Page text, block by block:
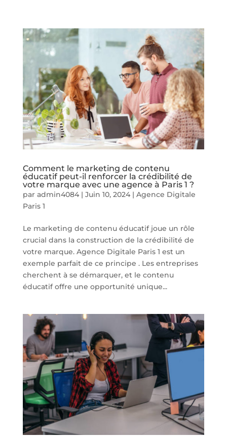
Comment le marketing de contenu
éducatif peut-il renforcer la crédibilité de
votre marque avec une agence à Paris 1 ?
par admin4084| Juin 10, 2024| Agence Digitale
Paris 1
Le marketing de contenu éducatif joue un rôle
crucial dans la construction de la crédibilité de
votre marque. Agence Digitale Paris 1 est un
exemple parfait de ce principe . Les entreprises
cherchent à se démarquer, et le contenu
éducatif offre une opportunité unique...